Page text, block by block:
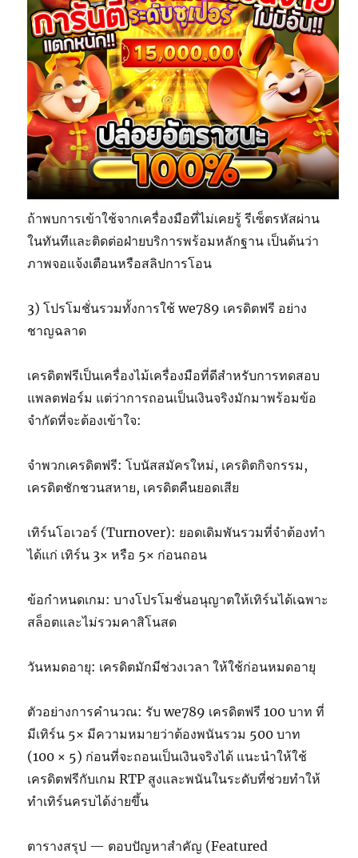
ถ้าพบการเข้าใช้จากเครื่องมือที่ไม่เคยรู้ รีเซ็ตรหัสผ่าน
ในทันทีและติดต่อฝ่ายบริการพร้อมหลักฐาน เป็นต้นว่า
ภาพจอแจ้งเตือนหรือสลิปการโอน
3) โปรโมชั่นรวมทั้งการใช้ we789 เครดิตฟรี อย่าง
ชาญฉลาด
เครดิตฟรีเป็นเครื่องไม้เครื่องมือที่ดีสำหรับการทดสอบ
แพลตฟอร์ม แต่ว่าการถอนเป็นเงินจริงมักมาพร้อมข้อ
จำกัดที่จะต้องเข้าใจ:
จำพวกเครดิตฟรี: โบนัสสมัครใหม่, เครดิตกิจกรรม,
เครดิตชักชวนสหาย, เครดิตคืนยอดเสีย
เทิร์นโอเวอร์ (Turnover): ยอดเดิมพันรวมที่จำต้องทำ
ได้แก่ เทิร์น 3× หรือ 5× ก่อนถอน
ข้อกำหนดเกม: บางโปรโมชั่นอนุญาตให้เทิร์นได้เฉพาะ
สล็อตและไม่รวมคาสิโนสด
วันหมดอายุ: เครดิตมักมีช่วงเวลา ให้ใช้ก่อนหมดอายุ
ตัวอย่างการคำนวณ: รับ we789 เครดิตฟรี 100 บาท ที่
มีเทิร์น 5× มีความหมายว่าต้องพนันรวม 500 บาท
(100 × 5) ก่อนที่จะถอนเป็นเงินจริงได้ แนะนำให้ใช้
เครดิตฟรีกับเกม RTP สูงและพนันในระดับที่ช่วยทำให้
ทำเทิร์นครบได้ง่ายขึ้น
ตารางสรุป — ตอบปัญหาสำคัญ (Featured